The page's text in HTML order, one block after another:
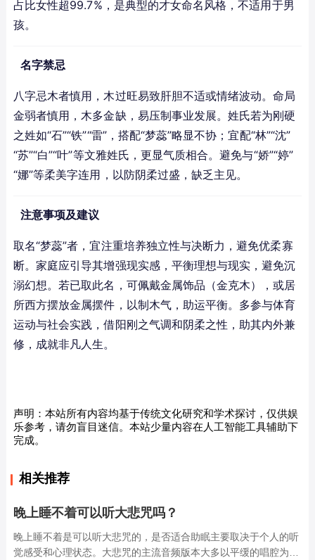
占比女性超99.7%，是典型的才女命名风格，不适用于男
孩。
名字禁忌
八字忌木者慎用，木过旺易致肝胆不适或情绪波动。命局
金弱者慎用，木多金缺，易压制事业发展。姓氏若为刚硬
之姓如“石”“铁”“雷”，搭配“梦蕊”略显不协；宜配“林”“沈”
“苏”“白”“叶”等文雅姓氏，更显气质相合。避免与“娇”“婷”
“娜”等柔美字连用，以防阴柔过盛，缺乏主见。
注意事项及建议
取名“梦蕊”者，宜注重培养独立性与决断力，避免优柔寡
断。家庭应引导其增强现实感，平衡理想与现实，避免沉
溺幻想。若已取此名，可佩戴金属饰品（金克木），或居
所西方摆放金属摆件，以制木气，助运平衡。多参与体育
运动与社会实践，借阳刚之气调和阴柔之性，助其内外兼
修，成就非凡人生。
声明：本站所有内容均基于传统文化研究和学术探讨，仅供娱
乐参考，请勿盲目迷信。本站少量内容在人工智能工具辅助下
完成。
相关推荐
晚上睡不着可以听大悲咒吗？
晚上睡不着是可以听大悲咒的，是否适合助眠主要取决于个人的听
觉感受和心理状态。大悲咒的主流音频版本大多以平缓的唱腔为